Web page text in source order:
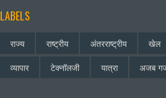
LABELS
राज्य राष्ट्रीय अंतरराष्ट्रीय खेल
व्यापार
टेक्नॉलजी यात्रा अजब